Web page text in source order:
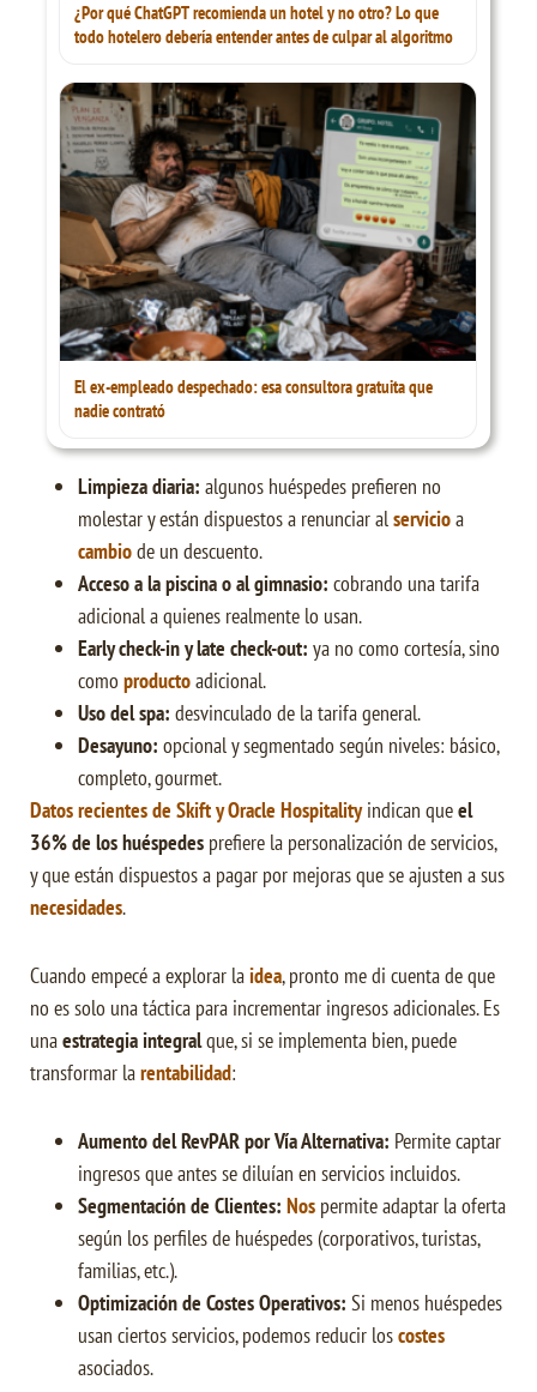
¿Por qué ChatGPT recomienda un hotel y no otro? Lo que
todo hotelero debería entender antes de culpar al algoritmo
El ex-empleado despechado: esa consultora gratuita que
nadie contrató
Limpieza diaria: algunos huéspedes prefieren no
molestar y están dispuestos a renunciar alservicioa
cambiode un descuento.
Acceso a la piscina o al gimnasio: cobrando una tarifa
adicional a quienes realmente lo usan.
Early check-in y late check-out: ya no como cortesía, sino
como productoadicional.
Uso del spa: desvinculado de la tarifa general.
Desayuno: opcional y segmentado según niveles: básico,
completo, gourmet.
Datos recientes de Skift y Oracle Hospitalityindican queel
36% de los huéspedes prefiere la personalización de servicios,
y que están dispuestos a pagar por mejoras que se ajusten a sus
necesidades.
Cuando empecé a explorar laidea, pronto me di cuenta de que
no es solo una táctica para incrementar ingresos adicionales. Es
unaestrategia integralque, si se implementa bien, puede
transformar larentabilidad:
Aumento del RevPAR por Vía Alternativa: Permite captar
ingresos que antes se diluían en servicios incluidos.
Segmentación de Clientes: Nos permite adaptar la oferta
según los perfiles de huéspedes (corporativos, turistas,
familias, etc.).
Optimización de Costes Operativos: Si menos huéspedes
usan ciertos servicios, podemos reducir loscostes
asociados.